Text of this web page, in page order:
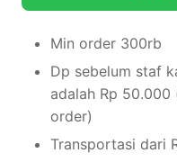
Min order 300rb
Dp sebelum staf
adalah Rp 50.000
order)
Transportasi dari